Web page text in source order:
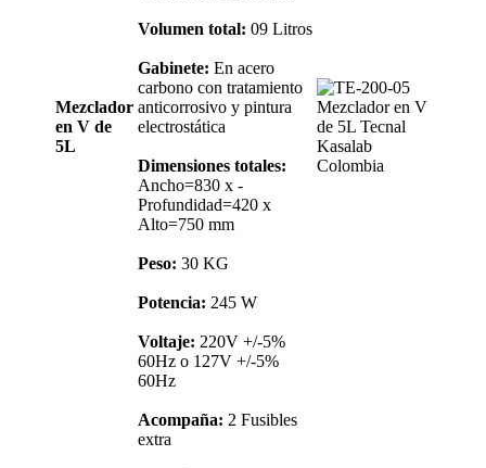
Mezclador
en V de
5L
Volumen total: 09 Litros
Gabinete: En acero
carbono con tratamiento
anticorrosivo y pintura
electrostática
Dimensiones totales:
Ancho=830 x -
Profundidad=420 x
Alto=750 mm
Peso: 30 KG
Potencia: 245 W
Voltaje: 220V +/-5%
60Hz o 127V +/-5%
60Hz
Acompaña: 2 Fusibles
extra